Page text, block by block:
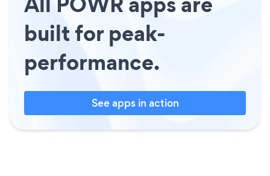
built for peak-
performance.
See apps in action